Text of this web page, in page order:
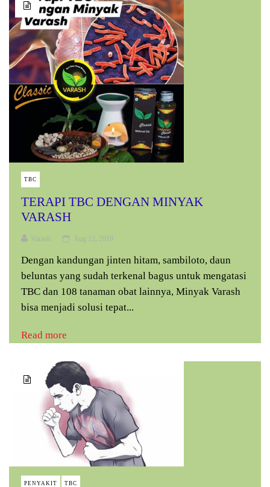
TBC
TERAPI TBC DENGAN MINYAK
VARASH
Varash Aug 12, 2019
Dengan kandungan jinten hitam, sambiloto, daun
beluntas yang sudah terkenal bagus untuk mengatasi
TBC dan 108 tanaman obat lainnya, Minyak Varash
bisa menjadi solusi tepat...
Read more
PENYAKIT TBC